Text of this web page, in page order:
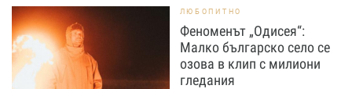
ЛЮБОПИТНО
Феноменът „Одисея“:
Малко българско село се
озова в клип с милиони
гледания